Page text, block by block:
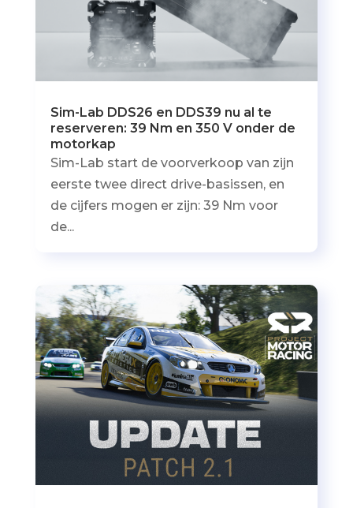
Sim-Lab DDS26 en DDS39 nu al te
reserveren: 39 Nm en 350 V onder de
motorkap
Sim-Lab start de voorverkoop van zijn
eerste twee direct drive-basissen, en
de cijfers mogen er zijn: 39 Nm voor
de...